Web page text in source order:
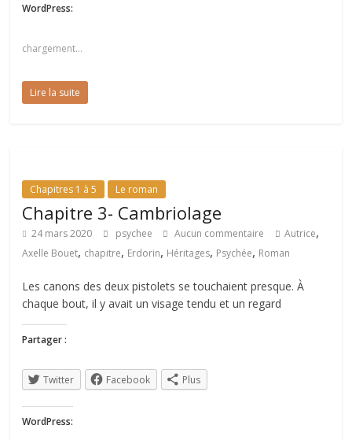
roman
moderne
dans
WordPress:
chargement…
Lire la suite
Chapitres 1 à 5 Le roman
Chapitre 3- Cambriolage
24 mars 2020 psychee Aucun commentaire Autrice,
Axelle Bouet, chapitre, Erdorin, Héritages, Psychée, Roman
Les canons des deux pistolets se touchaient presque. À
chaque bout, il y avait un visage tendu et un regard
Partager :
Twitter Facebook Plus
WordPress: